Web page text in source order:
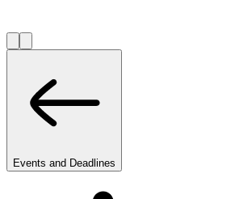
Events and Deadlines